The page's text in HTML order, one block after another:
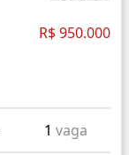
R$ 950.000
1 vaga